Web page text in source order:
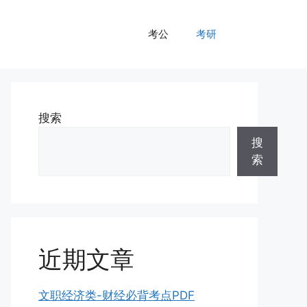
考公 考研
搜索
搜
索
近期文章
文职经济类-财经必背考点PDF